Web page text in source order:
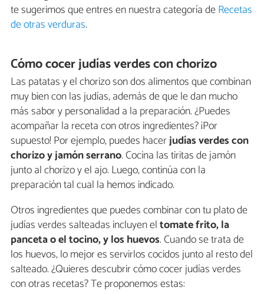
te sugerimos que entres en nuestra categoría deRecetas
de otras verduras.
Cómo cocer judías verdes con chorizo
Las patatas y el chorizo son dos alimentos que combinan
muy bien con las judías, además de que le dan mucho
más sabor y personalidad a la preparación. ¿Puedes
acompañar la receta con otros ingredientes? ¡Por
supuesto! Por ejemplo, puedes hacerjudías verdes con
chorizo y jamón serrano. Cocina las tiritas de jamón
junto al chorizo y el ajo. Luego, continúa con la
preparación tal cual la hemos indicado.
Otros ingredientes que puedes combinar con tu plato de
judías verdes salteadas incluyen eltomate frito, la
panceta o el tocino, y los huevos. Cuando se trata de
los huevos, lo mejor es servirlos cocidos junto al resto del
salteado. ¿Quieres descubrir cómo cocer judías verdes
con otras recetas? Te proponemos estas: